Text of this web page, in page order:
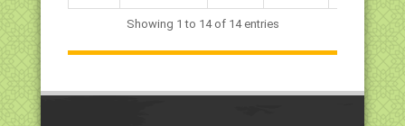
Showing 1 to 14 of 14 entries